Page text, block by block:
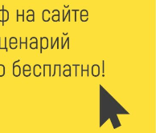
направлением у